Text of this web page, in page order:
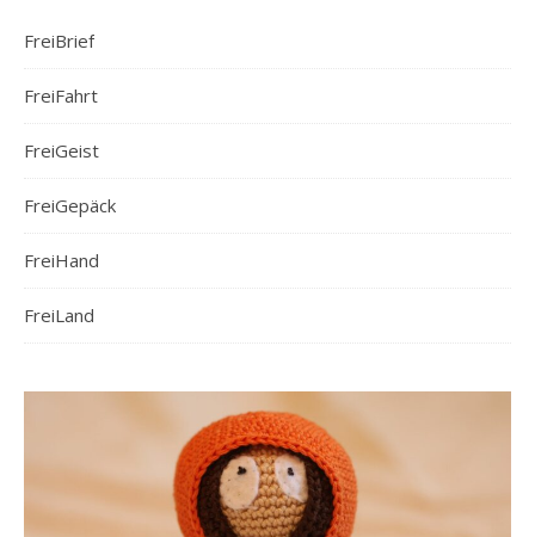
FreiBrief
FreiFahrt
FreiGeist
FreiGepäck
FreiHand
FreiLand